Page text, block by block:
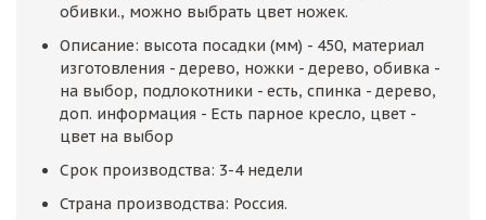
обивки., можно выбрать цвет ножек.
Описание: высота посадки (мм) - 450, материал
изготовления - дерево, ножки - дерево, обивка -
на выбор, подлокотники - есть, спинка - дерево,
доп. информация - Есть парное кресло, цвет -
цвет на выбор
Срок производства: 3-4 недели
Страна производства: Россия.